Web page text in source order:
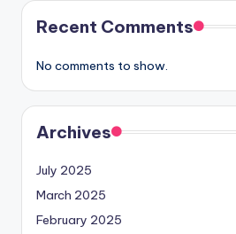
Recent Comments
No comments to show.
Archives
July 2025
March 2025
February 2025